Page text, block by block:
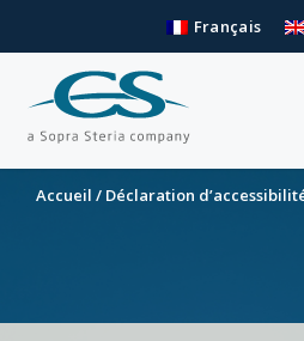
Français
Accueil / Déclaration